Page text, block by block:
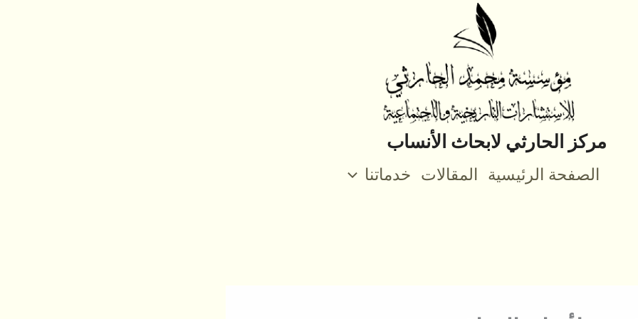
مركز الحارثي لابحاث الأنساب
الصفحة الرئيسية المقالات خدماتنا